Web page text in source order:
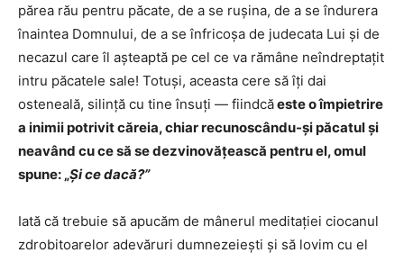
părea rău pentru păcate, de a se ruşina, de a se îndurera
înaintea Domnului, de a se înfricoşa de judecata Lui şi de
necazul care îl aşteaptă pe cel ce va rămâne neîndreptaţit
intru păcatele sale! Totuşi, aceasta cere să îţi dai
osteneală, silinţă cu tine însuţi — fiindcăeste o împietrire
a inimii potrivit căreia, chiar recunoscându-şi păcatul şi
neavând cu ce să se dezvinovăţească pentru el, omul
spune: „Şi ce dacă?”
Iată că trebuie să apucăm de mânerul meditaţiei ciocanul
zdrobitoa­relor adevăruri dumnezeieşti şi să lovim cu el